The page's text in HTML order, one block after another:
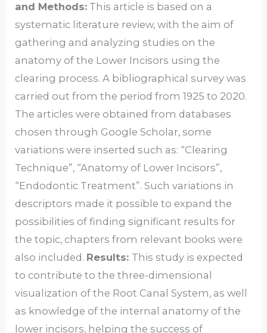
and Methods: This article is based on a
systematic literature review, with the aim of
gathering and analyzing studies on the
anatomy of the Lower Incisors using the
clearing process. A bibliographical survey was
carried out from the period from 1925 to 2020.
The articles were obtained from databases
chosen through Google Scholar, some
variations were inserted such as: “Clearing
Technique”, “Anatomy of Lower Incisors”,
“Endodontic Treatment”. Such variations in
descriptors made it possible to expand the
possibilities of finding significant results for
the topic, chapters from relevant books were
also included. Results: This study is expected
to contribute to the three-dimensional
visualization of the Root Canal System, as well
as knowledge of the internal anatomy of the
lower incisors, helping the success of